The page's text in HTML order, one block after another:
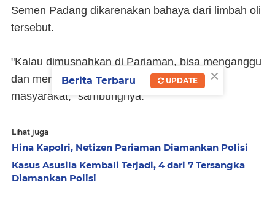
Semen Padang dikarenakan bahaya dari limbah oli
tersebut.
"Kalau dimusnahkan di Pariaman, bisa menganggu
dan merusak lingkungan dan kesehatan
masyarakat," sambungnya.
Lihat juga
Hina Kapolri, Netizen Pariaman Diamankan Polisi
Kasus Asusila Kembali Terjadi, 4 dari 7 Tersangka
Diamankan Polisi
×
Berita Terbaru UPDATE